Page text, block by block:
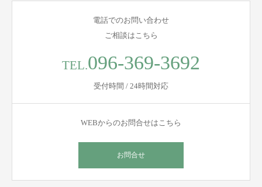
電話でのお問い合わせ
ご相談はこちら
TEL.096-369-3692
受付時間 / 24時間対応
WEBからのお問合せはこちら
お問合せ